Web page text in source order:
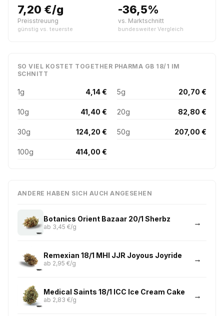
7,20 €/g
Preisstreuung
günstig vs. teuerste
-36,5%
vs. Marktschnitt
bundesweiter Vergleich
SO VIEL KOSTET TOGETHER PHARMA GB 18/1 IM
SCHNITT
1g 4,14 € 5g 20,70 €
10g 41,40 € 20g 82,80 €
30g 124,20 € 50g 207,00 €
100g 414,00 €
ANDERE HABEN SICH AUCH ANGESEHEN
Botanics Orient Bazaar 20/1 Sherbz
ab 3,45 €/g
Remexian 18/1 MHI JJR Joyous Joyride
ab 2,95 €/g
Medical Saints 18/1 ICC Ice Cream Cake
ab 2,83 €/g